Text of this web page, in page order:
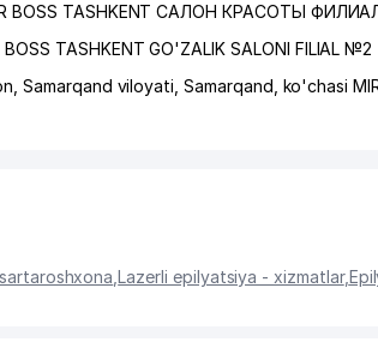
BOSS TASHKENT САЛОН КРАСОТЫ
BOSS TASHKENT GO'ZALIK SALONI FILIAL №2
Samarqand viloyati ,Samarqand ko'chasi
,Lazerli epilyatsiya - xizmatlar,